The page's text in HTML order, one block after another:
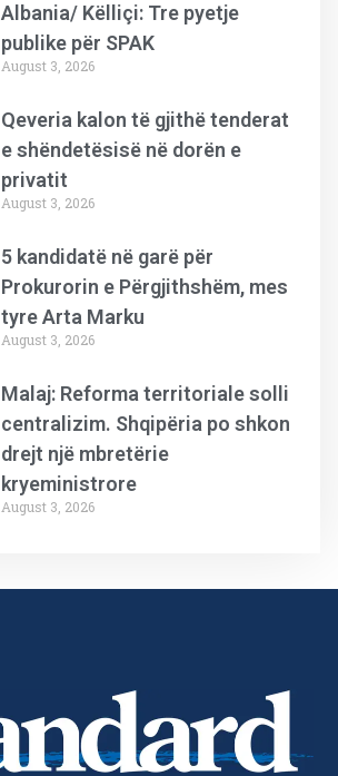
Albania/ Këlliçi: Tre pyetje
publike për SPAK
August 3, 2026
Qeveria kalon të gjithë tenderat
e shëndetësisë në dorën e
privatit
August 3, 2026
5 kandidatë në garë për
Prokurorin e Përgjithshëm, mes
tyre Arta Marku
August 3, 2026
Malaj: Reforma territoriale solli
centralizim. Shqipëria po shkon
drejt një mbretërie
kryeministrore
August 3, 2026